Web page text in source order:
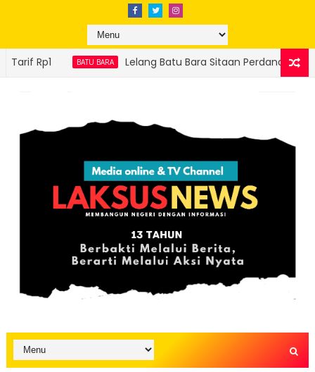
Batu Bara Sitaan Perdana Sukses, Ditjen Gakkum ESDM